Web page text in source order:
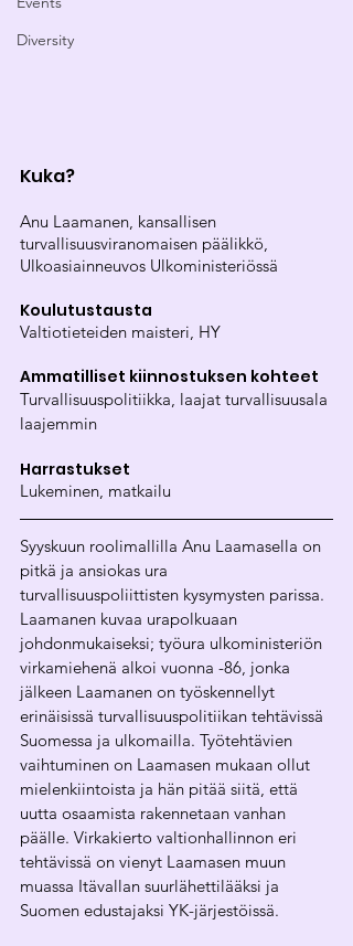
Diversity
Kuka?
Anu Laamanen, kansallisen
turvallisuusviranomaisen päälikkö,
Ulkoasiainneuvos Ulkoministeriössä
Koulutustausta
Valtiotieteiden maisteri, HY
Ammatilliset kiinnostuksen kohteet
Turvallisuuspolitiikka, laajat turvallisuusala
laajemmin
Harrastukset
Lukeminen, matkailu
Syyskuun roolimallilla Anu Laamasella on
pitkä ja ansiokas ura
turvallisuuspoliittisten kysymysten parissa.
Laamanen kuvaa urapolkuaan
johdonmukaiseksi; työura ulkoministeriön
virkamiehenä alkoi vuonna -86, jonka
jälkeen Laamanen on työskennellyt
erinäisissä turvallisuuspolitiikan tehtävissä
Suomessa ja ulkomailla. Työtehtävien
vaihtuminen on Laamasen mukaan ollut
mielenkiintoista ja hän pitää siitä, että
uutta osaamista rakennetaan vanhan
päälle. Virkakierto valtionhallinnon eri
tehtävissä on vienyt Laamasen muun
muassa Itävallan suurlähettilääksi ja
Suomen edustajaksi YK-järjestöissä.